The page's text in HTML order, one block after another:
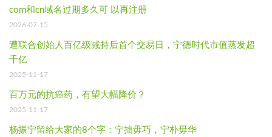
com和cn域名过期多久可 以再注册
2026-07-15
遭联合创始人百亿级减持后首个交易日，宁德时代市值蒸发超
千亿
2025-11-17
百万元的抗癌药，有望大幅降价？
2025-11-17
杨振宁留给大家的8个字：宁拙毋巧，宁朴毋华